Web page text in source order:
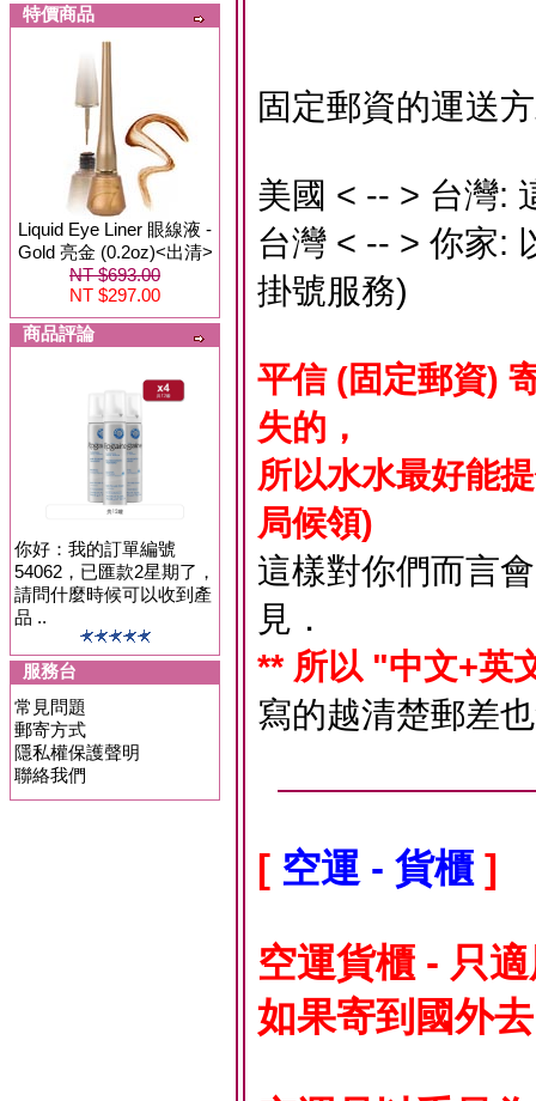
特價商品
Liquid Eye Liner 眼線液 -
Gold 亮金 (0.2oz)<出清>
NT $693.00
NT $297.00
商品評論
你好：我的訂單編號
54062，已匯款2星期了，
請問什麼時候可以收到產
品 ..
服務台
常見問題
郵寄方式
隱私權保護聲明
聯絡我們
固定郵資的運送
美國 < -- > 台灣:
台灣 < -- > 你家:
掛號服務)
平信 (固定郵資)
失的，
所以水水最好能
局候領)
這樣對你們而言
見．
** 所以 "中文+英
寫的越清楚郵差
[ 空運 - 貨櫃 ]
空運貨櫃 - 只
如果寄到國外